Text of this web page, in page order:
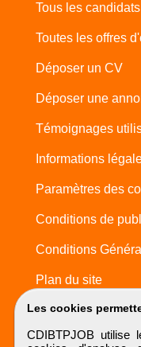
Les cookies
CDIBTPJOB utilise
Tous les candidats
Toutes les offres
Déposer un CV
Déposer une
Témoignages
Informations
Paramètres des
Conditions de
Conditions
Plan du site